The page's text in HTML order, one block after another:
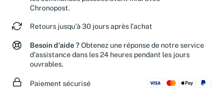
Chronopost.
Retours jusqu'à 30 jours après l'achat
Besoin d'aide ? Obtenez une réponse de notre service
d'assistance dans les 24 heures pendant les jours
ouvrables.
Paiement sécurisé